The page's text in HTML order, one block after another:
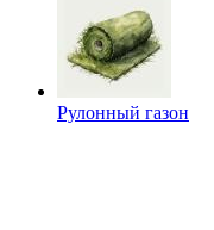
Рулонный газон